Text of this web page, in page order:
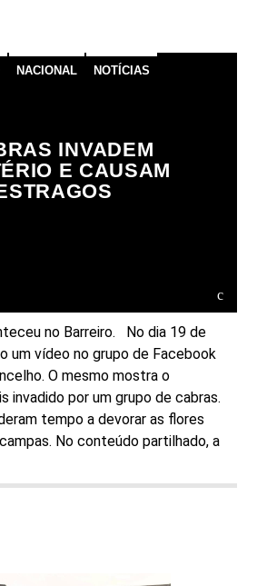
NACIONAL NOTÍCIAS
INVADEM
E CAUSAM
no Barreiro. No dia 19 de
um vídeo no grupo de Facebook
O mesmo mostra o
invadido por um grupo de cabras.
tempo a devorar as flores
No conteúdo partilhado, a